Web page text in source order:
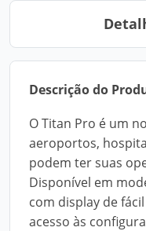
Descrição do
O Titan Pro é um
aeroportos,
podem ter suas
Disponível em
com display de
acesso às